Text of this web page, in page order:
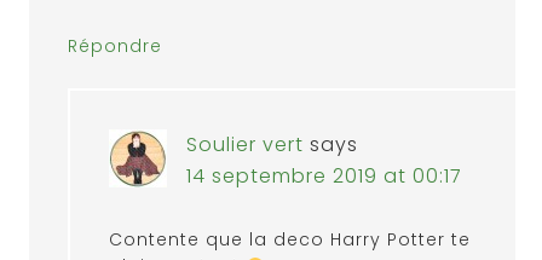
Répondre
Soulier vert says
14 septembre 2019 at 00:17
Contente que la deco Harry Potter te